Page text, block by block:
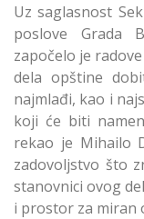
Uz saglasnost
poslove Grada
započelo je
dela opštine
najmlađi, kao i
koji će biti
rekao je Mihailo
zadovoljstvo što
stanovnici ovog
i prostor za miran